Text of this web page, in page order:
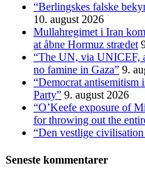
“Berlingskes falske
10. august 2026
Mullahregimet i Iran
at åbne Hormuz strædet
“The UN, via UNICEF,
no famine in Gaza” 9.
“Democrat antisemitism
Party” 9. august 2026
“O’Keefe exposure of
for throwing out the
“Den vestlige
Seneste kommentarer